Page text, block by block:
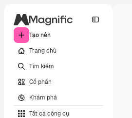
Tạo nên
Trang chủ
Tìm kiếm
Cổ phần
Khám phá
Tất cả công cụ